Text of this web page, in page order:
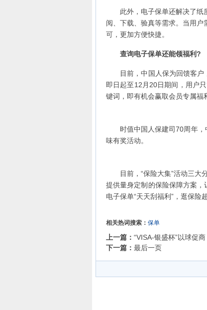
此外，电子保单还解决了纸质
阅、下载、验真等需求。当用
可，更加方便快捷。
查询电子保单还能领福利?
目前，中国人保为回馈客户，
即日起至12月20日期间，用户
键词，即有机会赢取会员专属福
时值中国人保建司70周年，
味有奖活动。
目前，“保险大集”活动三大分
提供量身定制的保险保障方案，
电子保单“天天刮福利”，逛保险
相关热词搜索： 保单
上一篇： “VISA-银盛杯”以球促
下一篇： 最后一页